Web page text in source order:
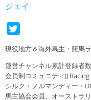
ジェイ
現役地方＆海外馬主・競馬
運営チャンネル累計登録者
会員制コミュニティJJ
シルク・ノルマンディー・
馬主協会会員。オーストラ